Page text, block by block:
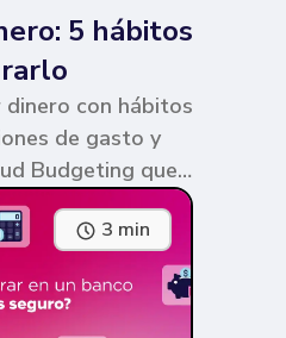
5 hábitos
con hábitos
de gasto y
Budgeting que
tus metas.
3 min